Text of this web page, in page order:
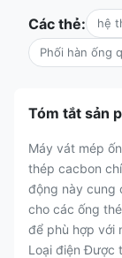
Các thẻ: hệ
Phối hàn ống
Tóm tắt sản
Máy vát mép
thép cacbon
động này cung
cho các ống
để phù hợp với
Loại điện Được